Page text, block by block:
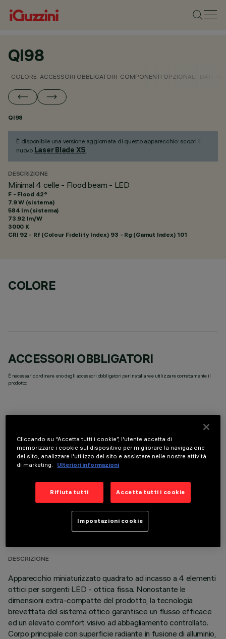
QI98
COLORE ACCESSORI OBBLIGATORI COMPONENTI OPZIONALI
QI98
È disponibile una versione aggiornata di questo apparecchio: scopri il
nuovo Laser Blade XS.
DESCRIZIONE
Minimal 4 celle - Flood beam - LED
F - Flood 42°
7.9 W (sistema)
584 lm (sistema)
73.92 lm/W
3000 K
CRI 92 - Rf (Colour Fidelity Index) 93 - Rg (Gamut Index) 101
COLORE
ACCESSORI OBBLIGATORI
È necessario ordinare uno degli accessori obbligatori per installare e utilizzare correttamente il
prodotto:
COMPONENTI OPZIONALI
DATI TECNICI
ULTIMO AGGIORNAMENTO: 05/08/2026
DESCRIZIONE
Apparecchio miniaturizzato quadrato ad incasso a 4 elementi
ottici per sorgenti LED - ottica fissa. Nonostante le
dimensioni extra-compatte del prodotto, la tecnologia
brevettata del sistema ottico garantisce un flusso efficace
ed un elevato comfort visivo ad abbagliamento controllato.
Corpo principale con superficie radiante in fusione di alluminio,
Cliccando su “Accetta tutti i cookie”, l'utente accetta di
memorizzare i cookie sul dispositivo per migliorare la navigazione
del sito, analizzare l'utilizzo del sito e assistere nelle nostre attività
di marketing.
Ulteriori informazioni
Rifiuta tutti Accetta tutti i cookie
Impostazioni cookie